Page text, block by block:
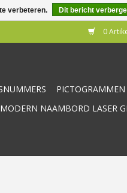
0
PICTOGRAMMEN
MODERN NAAMBORD LASER
verbeteren. Dit bericht